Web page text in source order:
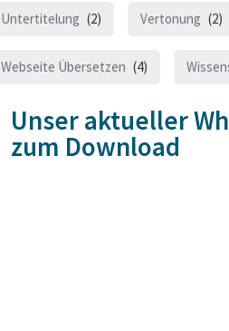
Untertitelung (2) Vertonung (2)
Webseite Übersetzen (4)
Unser aktueller
zum Download